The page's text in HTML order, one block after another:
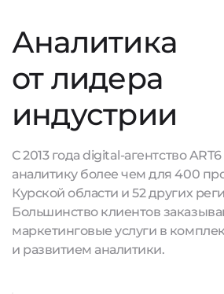
Аналитика
от лидера
индустрии
С 2013 года digital-агентство
аналитику более чем для 400
Курской области и 52 других
Большинство клиентов
маркетинговые услуги в
и развитием аналитики.